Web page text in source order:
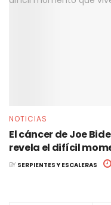
NOTICIAS
El cáncer de Joe
revela el difícil
BY SERPIENTES Y ESCALERAS